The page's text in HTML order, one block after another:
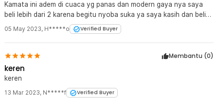
Kamata ini adem di cuaca yg panas dan modern gaya nya saya
beli lebih dari 2 karena begitu nyoba suka ya saya kasih dan beli
05 May 2023, H*****o Verified Buyer
Membantu (0)
keren
keren
13 Mar 2023, N*****f Verified Buyer